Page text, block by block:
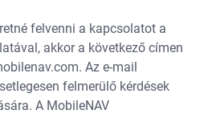
felvenni a kapcsolatot a
akkor a következő címen
. Az e-mail
felmerülő kérdések
A MobileNAV